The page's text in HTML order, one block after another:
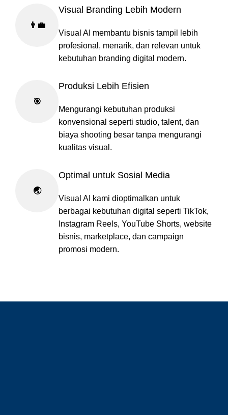
👨‍💼
Visual Branding Lebih Modern
Visual AI membantu bisnis tampil lebih
profesional, menarik, dan relevan untuk
kebutuhan branding digital modern.
🎯
Produksi Lebih Efisien
Mengurangi kebutuhan produksi
konvensional seperti studio, talent, dan
biaya shooting besar tanpa mengurangi
kualitas visual.
🌏
Optimal untuk Sosial Media
Visual AI kami dioptimalkan untuk
berbagai kebutuhan digital seperti TikTok,
Instagram Reels, YouTube Shorts, website
bisnis, marketplace, dan campaign
promosi modern.